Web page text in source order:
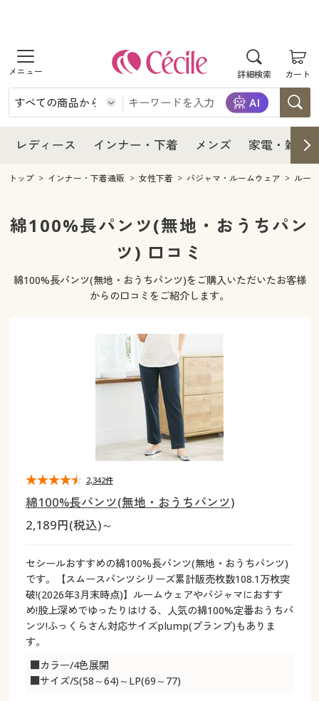
詳細検索 カート
商品を探す
レディース
レディースファッション
女性下着
インナー・下着
インナー・下着通販すべて
女性下着
ジュニア・ティーンズ下着
メンズ
メンズ通販すべて
家電・雑貨
キッチン・雑貨・日用品
寝具・インテリア・家具
寝具・インテリア・家具通販すべて
カーテン・ラグ・ファブリック
美容・健康・サプリメント
制服・スクールすべて
大きいサイズ レディース下着
大きいサイズ メンズ
大きいサイズ 事務・制服
カタログ
カタログ・チラシからのご注文
デジタルカタログ
カタログ無料プレゼント
会員メニュー
レディース インナー・下着 メンズ 家電・雑貨
レディース
レディース通販すべて
レディースファッション
インナー・下着
インナー・下着通販すべて
ジュニア・ティーンズ下着
メンズ
キッチン・雑貨・日用品
寝具・インテリア・家具通販すべて
家具・収納
カーテン・ラグ・ファブリック
美容・健康通販すべて
制服・スクール
大きいサイズ通販すべて
大きいサイズ レディース下着
大きいサイズ メンズ
大きいサイズ 事務・制服
シークレットセール
商品カテゴリ一覧
カタログ
カタログ・チラシからのご注文
カタログ無料プレゼント
会員メニュー
マイページ
トップ インナー・下着通販 女性下着 パジャマ・ルームウェア ルー
綿100%長パンツ(無地・おうちパン
ツ) 口コミ
綿100%長パンツ(無地・おうちパンツ)をご購入いただいたお客様
からの口コミをご紹介します。
綿100%長パンツ(無地・おうちパンツ)
2,189円(税込)～
セシールおすすめの綿100%長パンツ(無地・おうちパンツ)
です。【スムースパンツシリーズ累計販売枚数108.1万枚突
破!(2026年3月末時点)】ルームウェアやパジャマにおすす
め!股上深めでゆったりはける、人気の綿100%定番おうちパ
ンツ!ふっくらさん対応サイズplump(プランプ)もありま
す。
■カラー/4色展開
■サイズ/S(58～64)～LP(69～77)
2,342件